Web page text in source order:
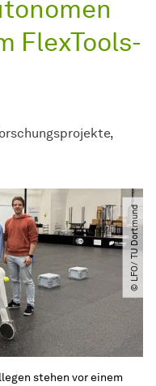
FlexTools-
© LFO​/​ TU Dortmund
stehen vor einem